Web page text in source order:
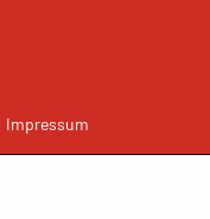
Impressum